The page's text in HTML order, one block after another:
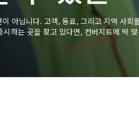
아닙니다. 고객, 동료, 그리고 지역 사
하는 곳을 찾고 있다면, 컨버지트에 딱